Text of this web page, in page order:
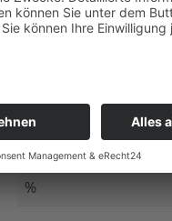
nicht beantwortet
nicht beantwortet
nicht beantwortet
%